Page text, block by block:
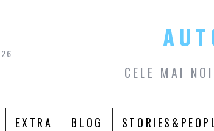
CELE MAI
EXTRA BLOG